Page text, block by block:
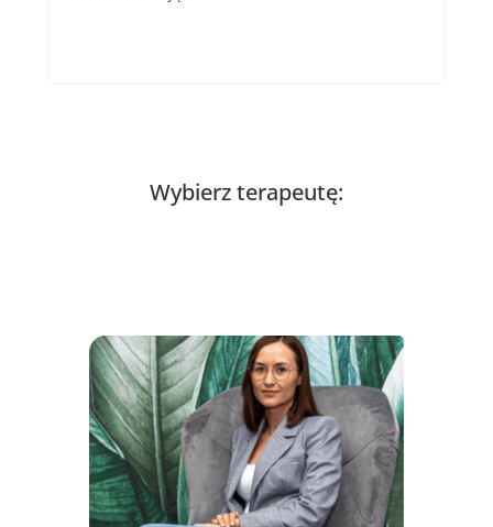
Wybierz terapeutę: